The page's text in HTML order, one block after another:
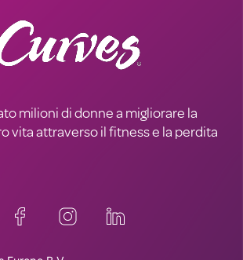
milioni di donne a migliorare la
vita attraverso il fitness e la perdita